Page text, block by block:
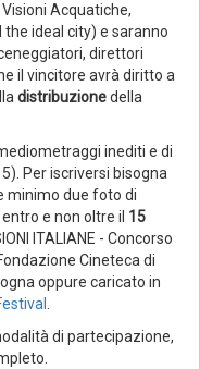
Acquatiche,
the ideal city) e saranno
direttori
il vincitore avrà diritto a
distribuzionedella
inediti e di
Per iscriversi bisogna
minimo due foto di
e non oltre il 15
ITALIANE - Concorso
Cineteca di
oppure caricato in
.
di partecipazione,